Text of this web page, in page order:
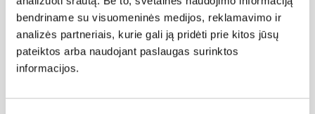
bendriname su visuomeninės medijos, reklamavimo ir
analizės partneriais, kurie gali ją pridėti prie kitos jūsų
pateiktos arba naudojant paslaugas surinktos
informacijos.
Susijusios naujienos